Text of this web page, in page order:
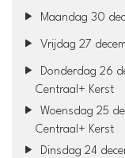
Maandag 30
Vrijdag 27
Donderdag 26
Centraal+ Kerst
Woensdag 25
Centraal+ Kerst
Dinsdag 24